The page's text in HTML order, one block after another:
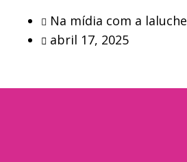
Na mídia com a laluche
abril 17, 2025